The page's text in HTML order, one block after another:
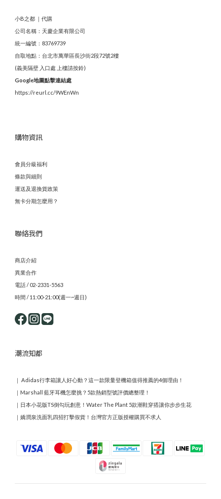
小B之都 ｜代購
公司名稱：天慶企業有限公司
統一編號：83769739
自取地點：台北市萬華區長沙街2段72號2樓
(義美隔壁 入口處 上樓請按鈴)
Google地圖點擊連結處
https://reurl.cc/9WEnWn
購物資訊
會員分級福利
條款與細則
運送及退換貨政策
無卡分期怎麼用？
聯絡我們
商店介紹
異業合作
電話 / 02-2331-5563
時間 / 11:00-21:00(週一~週日)
潮流知都
｜ Adidas行李箱讓人好心動？這一款限量登機箱值得推薦的4個理由！
｜ Marshall 藍牙耳機怎麼挑？5款熱銷型號評價總整理！
｜ 日本小花版TS倒勾玩創意！Water The Plant 5款潮鞋穿搭讓你步步生花
｜ 嬌潤泉洗面乳四招打擊假貨！台灣官方正版授權購買不求人